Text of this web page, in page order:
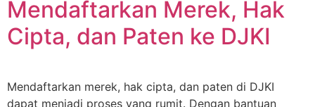
Mendaftarkan Merek, Hak
Cipta, dan Paten ke DJKI
Mendaftarkan merek, hak cipta, dan paten di DJKI
dapat menjadi proses yang rumit. Dengan bantuan